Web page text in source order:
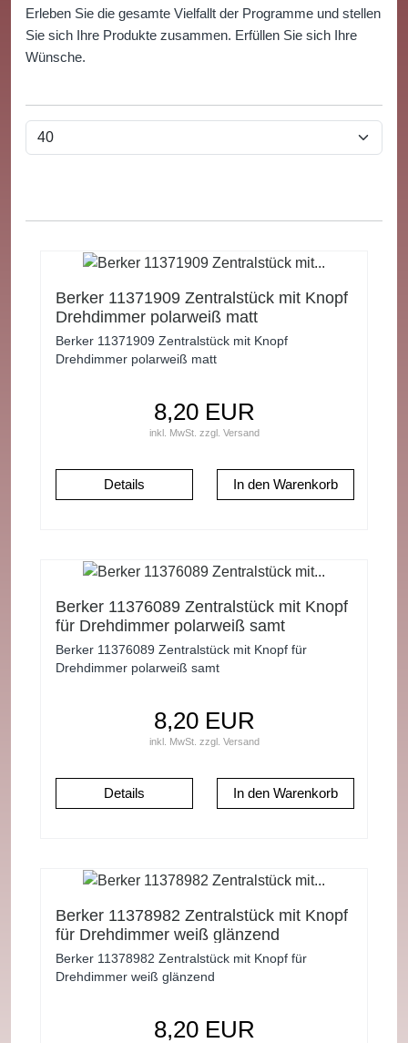
Erleben Sie die gesamte Vielfallt der Programme und stellen
Sie sich Ihre Produkte zusammen. Erfüllen Sie sich Ihre
Wünsche.
Berker 11371909 Zentralstück mit Knopf
Drehdimmer polarweiß matt
Berker 11371909 Zentralstück mit Knopf
Drehdimmer polarweiß matt
8,20 EUR
inkl. MwSt. zzgl. Versand
Details
Berker 11376089 Zentralstück mit Knopf
für Drehdimmer polarweiß samt
Berker 11376089 Zentralstück mit Knopf für
Drehdimmer polarweiß samt
8,20 EUR
inkl. MwSt. zzgl. Versand
Details
Berker 11378982 Zentralstück mit Knopf
für Drehdimmer weiß glänzend
Berker 11378982 Zentralstück mit Knopf für
Drehdimmer weiß glänzend
8,20 EUR